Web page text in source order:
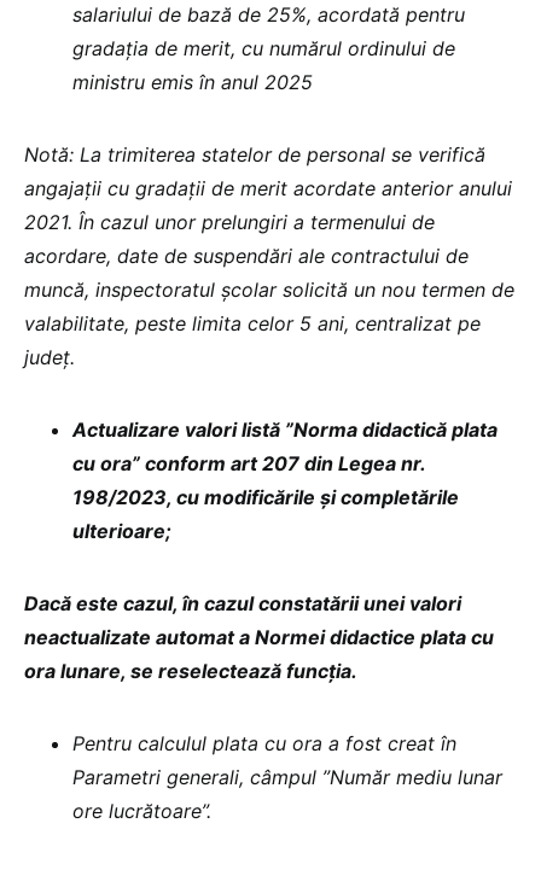
salariului de bază de 25%, acordată pentru
gradația de merit, cu numărul ordinului de
ministru emis în anul 2025
Notă: La trimiterea statelor de personal se verifică
angajații cu gradații de merit acordate anterior anului
2021. În cazul unor prelungiri a termenului de
acordare, date de suspendări ale contractului de
muncă, inspectoratul școlar solicită un nou termen de
valabilitate, peste limita celor 5 ani, centralizat pe
județ.
Actualizare valori listă ”Norma didactică plata
cu ora” conform art 207 din Legea nr.
198/2023, cu modificările și completările
ulterioare;
Dacă este cazul, în cazul constatării unei valori
neactualizate automat a Normei didactice plata cu
ora lunare, se reselectează funcția.
Pentru calculul plata cu ora a fost creat în
Parametri generali, câmpul ”Număr mediu lunar
ore lucrătoare”.